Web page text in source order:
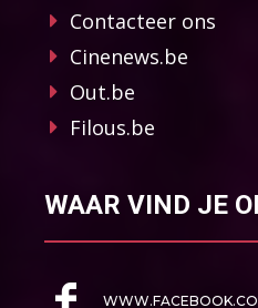
Contacteer ons
Cinenews.be
Out.be
Filous.be
WAAR VIND JE